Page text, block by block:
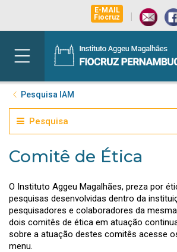
E-MAIL
Fiocruz
|
Pesquisa IAM
Pesquisa
Comitê de Ética
O Instituto Aggeu Magalhães, preza por
pesquisas desenvolvidas dentro da
pesquisadores e colaboradores da
dois comitês de ética em atuação
sobre a atuação destes comitês acesse
menu.